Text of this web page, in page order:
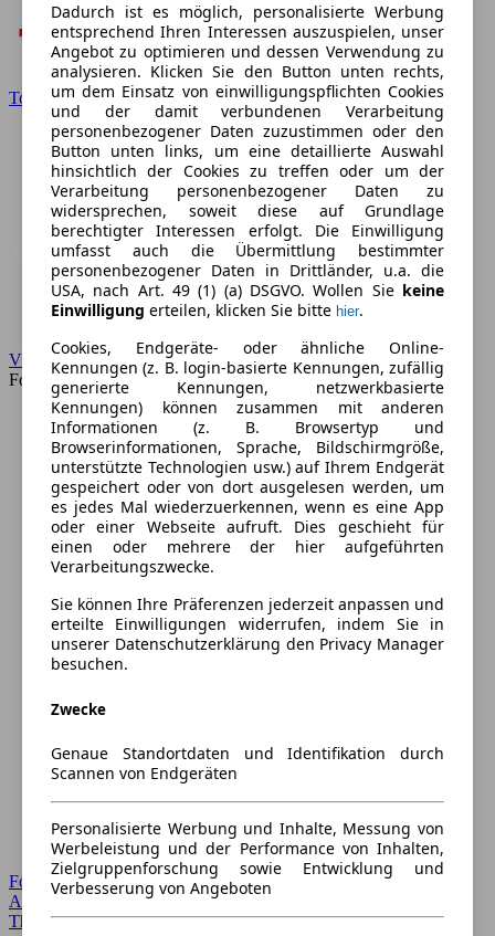
Toyota
VW
Forum
Forum Startseite
Alle Auto-Foren
Themen-Forum
Dadurch ist es möglich, personalisierte Werbung
entsprechend Ihren Interessen auszuspielen, unser
Angebot zu optimieren und dessen Verwendung zu
analysieren. Klicken Sie den Button unten rechts,
um dem Einsatz von einwilligungspflichten Cookies
und der damit verbundenen Verarbeitung
personenbezogener Daten zuzustimmen oder den
Button unten links, um eine detaillierte Auswahl
hinsichtlich der Cookies zu treffen oder um der
Verarbeitung personenbezogener Daten zu
widersprechen, soweit diese auf Grundlage
berechtigter Interessen erfolgt. Die Einwilligung
umfasst auch die Übermittlung bestimmter
personenbezogener Daten in Drittländer, u.a. die
USA, nach Art. 49 (1) (a) DSGVO. Wollen Sie keine
Einwilligung erteilen, klicken Sie bitte hier.
Cookies, Endgeräte- oder ähnliche Online-
Kennungen (z. B. login-basierte Kennungen, zufällig
generierte Kennungen, netzwerkbasierte
Kennungen) können zusammen mit anderen
Informationen (z. B. Browsertyp und
Browserinformationen, Sprache, Bildschirmgröße,
unterstützte Technologien usw.) auf Ihrem Endgerät
gespeichert oder von dort ausgelesen werden, um
es jedes Mal wiederzuerkennen, wenn es eine App
oder einer Webseite aufruft. Dies geschieht für
einen oder mehrere der hier aufgeführten
Verarbeitungszwecke.
Sie können Ihre Präferenzen jederzeit anpassen und
erteilte Einwilligungen widerrufen, indem Sie in
unserer Datenschutzerklärung den Privacy Manager
besuchen.
Zwecke
Genaue Standortdaten und Identifikation durch
Scannen von Endgeräten
Personalisierte Werbung und Inhalte, Messung von
Werbeleistung und der Performance von Inhalten,
Zielgruppenforschung sowie Entwicklung und
Verbesserung von Angeboten